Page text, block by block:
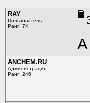
RAY
Пользователь
Ранг: 74
А
ANCHEM.RU
Администрация
Ранг: 246